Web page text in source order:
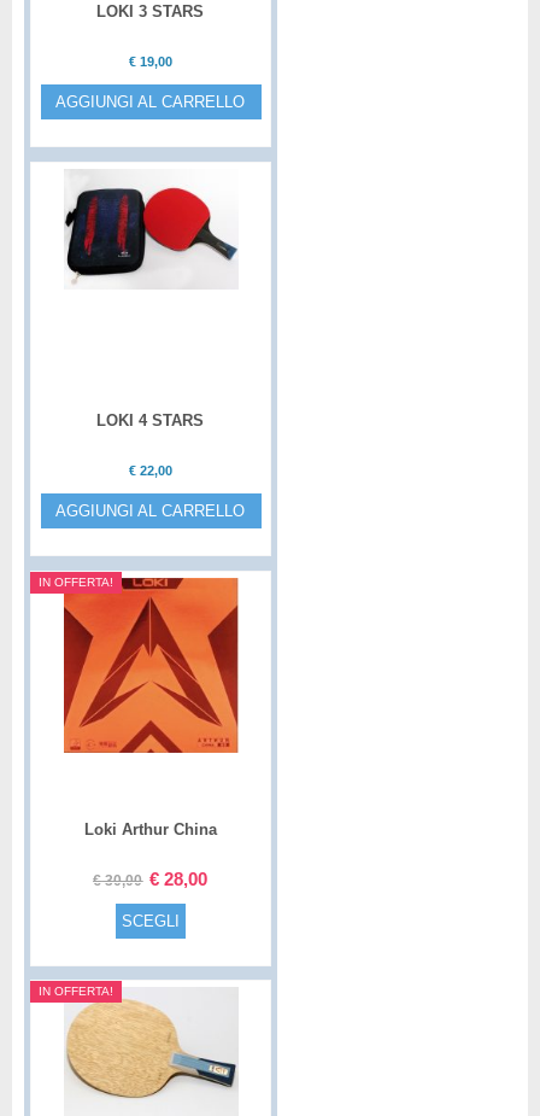
LOKI 3 STARS
€ 19,00
AGGIUNGI AL CARRELLO
LOKI 4 STARS
€ 22,00
AGGIUNGI AL CARRELLO
IN OFFERTA!
Loki Arthur China
€30,00 € 28,00
SCEGLI
IN OFFERTA!